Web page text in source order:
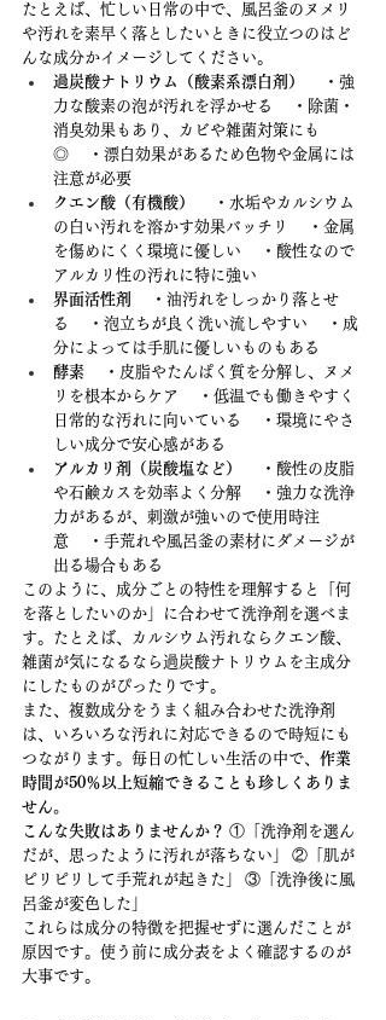
たとえば、忙しい日常の中で、風呂釜のヌメリ
や汚れを素早く落としたいときに役立つのはど
んな成分かイメージしてください。
過炭酸ナトリウム（酸素系漂白剤）
・強
力な酸素の泡が汚れを浮かせる 　・除菌・
消臭効果もあり、カビや雑菌対策にも
◎ 　・漂白効果があるため色物や金属には
注意が必要
クエン酸（有機酸）
・水垢やカルシウム
の白い汚れを溶かす効果バッチリ 　・金属
を傷めにくく環境に優しい 　・酸性なので
アルカリ性の汚れに特に強い
界面活性剤
・油汚れをしっかり落とせ
る 　・泡立ちが良く洗い流しやすい 　・成
分によっては手肌に優しいものもある
酵素 ・皮脂やたんぱく質を分解し、ヌメ
リを根本からケア 　・低温でも働きやすく
日常的な汚れに向いている 　・環境にやさ
しい成分で安心感がある
アルカリ剤（炭酸塩など）
・酸性の皮脂
や石鹸カスを効率よく分解 　・強力な洗浄
力があるが、刺激が強いので使用時注
意 　・手荒れや風呂釜の素材にダメージが
出る場合もある
このように、成分ごとの特性を理解すると「何
を落としたいのか」に合わせて洗浄剤を選べま
す。たとえば、カルシウム汚れならクエン酸、
雑菌が気になるなら過炭酸ナトリウムを主成分
にしたものがぴったりです。
また、複数成分をうまく組み合わせた洗浄剤
は、いろいろな汚れに対応できるので時短にも
つながります。毎日の忙しい生活の中で、 作業
時間が50％以上短縮できることも珍しくありま
せん。
こんな失敗はありませんか？ ①「洗浄剤を選ん
だが、思ったように汚れが落ちない」 ②「肌が
ピリピリして手荒れが起きた」 ③「洗浄後に風
呂釜が変色した」
これらは成分の特徴を把握せずに選んだことが
原因です。使う前に成分表をよく確認するのが
大事です。